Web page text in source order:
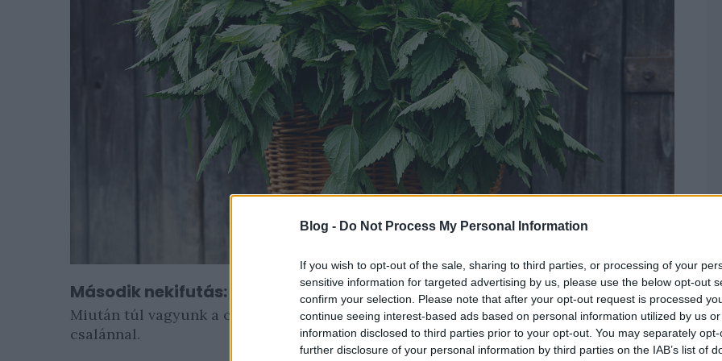
Blog - Do Not Process My Personal Information
If you wish to opt-out of the sale, sharing to third parties, or processing of your
sensitive information for targeted advertising by us, please use the below opt-out
confirm your selection. Please note that after your opt-out request is processed
continue seeing interest-based ads based on personal information utilized by us
information disclosed to third parties prior to your opt-out. You may separately
further disclosure of your personal information by third parties on the IAB’s list of
Második nekifutás: barátkozzunk meg a csalánnal
Miután túl vagyunk a csípésen, kezeltük és meggyógyult, ismerkedjünk meg újra a
csalánnal.